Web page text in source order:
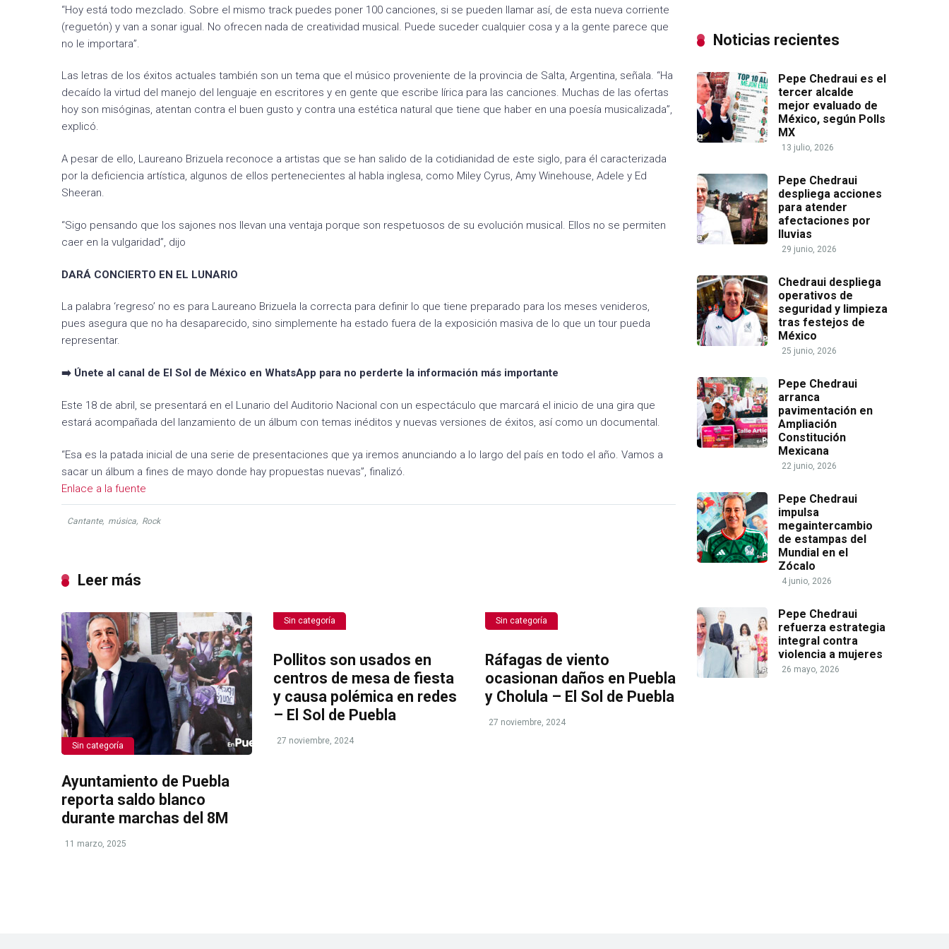
“Hoy está todo mezclado. Sobre el mismo track puedes poner 100 canciones, si se pueden llamar así, de esta nueva corriente
(reguetón) y van a sonar igual. No ofrecen nada de creatividad musical. Puede suceder cualquier cosa y a la gente parece que
no le importara”.
Las letras de los éxitos actuales también son un tema que el músico proveniente de la provincia de Salta, Argentina, señala. “Ha
decaído la virtud del manejo del lenguaje en escritores y en gente que escribe lírica para las canciones. Muchas de las ofertas
hoy son misóginas, atentan contra el buen gusto y contra una estética natural que tiene que haber en una poesía musicalizada”,
explicó.
A pesar de ello, Laureano Brizuela reconoce a artistas que se han salido de la cotidianidad de este siglo, para él caracterizada
por la deficiencia artística, algunos de ellos pertenecientes al habla inglesa, como Miley Cyrus, Amy Winehouse, Adele y Ed
Sheeran.
“Sigo pensando que los sajones nos llevan una ventaja porque son respetuosos de su evolución musical. Ellos no se permiten
caer en la vulgaridad”, dijo
DARÁ CONCIERTO EN EL LUNARIO
La palabra ‘regreso’ no es para Laureano Brizuela la correcta para definir lo que tiene preparado para los meses venideros,
pues asegura que no ha desaparecido, sino simplemente ha estado fuera de la exposición masiva de lo que un tour pueda
representar.
➡️ Únete al canal de El Sol de México en WhatsApp para no perderte la información más importante
Este 18 de abril, se presentará en el Lunario del Auditorio Nacional con un espectáculo que marcará el inicio de una gira que
estará acompañada del lanzamiento de un álbum con temas inéditos y nuevas versiones de éxitos, así como un documental.
“Esa es la patada inicial de una serie de presentaciones que ya iremos anunciando a lo largo del país en todo el año. Vamos a
sacar un álbum a fines de mayo donde hay propuestas nuevas”, finalizó.
Enlace a la fuente
Cantante, música, Rock
Leer más
Sin categoría
Ayuntamiento de Puebla
reporta saldo blanco
durante marchas del 8M
11 marzo, 2025
Sin categoría
Pollitos son usados en
centros de mesa de fiesta
y causa polémica en redes
– El Sol de Puebla
27 noviembre, 2024
Sin categoría
Ráfagas de viento
ocasionan daños en Puebla
y Cholula – El Sol de Puebla
27 noviembre, 2024
Noticias recientes
Pepe Chedraui es el
tercer alcalde
mejor evaluado de
México, según Polls
MX
13 julio, 2026
Pepe Chedraui
despliega acciones
para atender
afectaciones por
lluvias
29 junio, 2026
Chedraui despliega
operativos de
seguridad y limpieza
tras festejos de
México
25 junio, 2026
Pepe Chedraui
arranca
pavimentación en
Ampliación
Constitución
Mexicana
22 junio, 2026
Pepe Chedraui
impulsa
megaintercambio
de estampas del
Mundial en el
Zócalo
4 junio, 2026
Pepe Chedraui
refuerza estrategia
integral contra
violencia a mujeres
26 mayo, 2026